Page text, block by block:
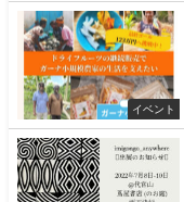
イベント